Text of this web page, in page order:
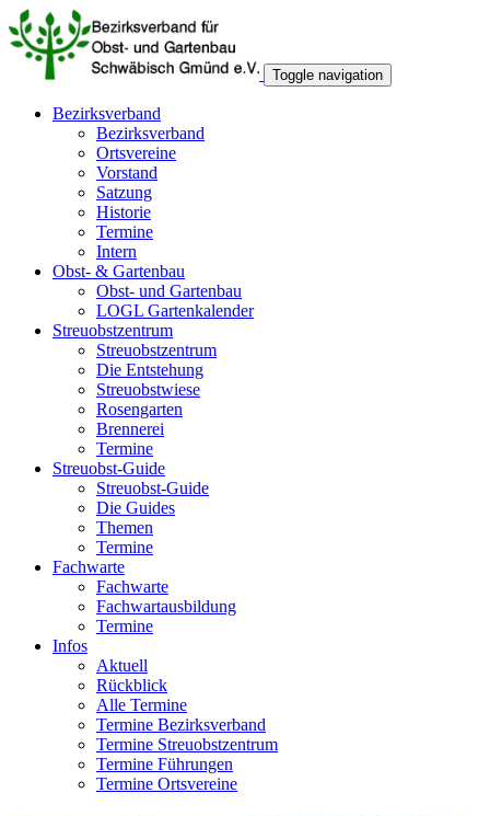
Toggle navigation
Bezirksverband
Bezirksverband
Ortsvereine
Vorstand
Satzung
Historie
Termine
Intern
Obst- & Gartenbau
Obst- und Gartenbau
LOGL Gartenkalender
Streuobstzentrum
Streuobstzentrum
Die Entstehung
Streuobstwiese
Rosengarten
Brennerei
Termine
Streuobst-Guide
Streuobst-Guide
Die Guides
Themen
Termine
Fachwarte
Fachwarte
Fachwartausbildung
Termine
Infos
Aktuell
Rückblick
Alle Termine
Termine Bezirksverband
Termine Streuobstzentrum
Termine Führungen
Termine Ortsvereine